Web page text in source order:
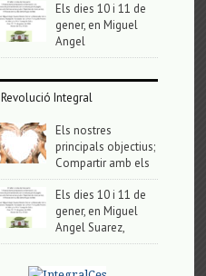
Els dies 10 i 11 de
gener, en Miguel
Angel
Revolució Integral
Els nostres
principals objectius;
Compartir amb els
Els dies 10 i 11 de
gener, en Miguel
Angel Suarez,